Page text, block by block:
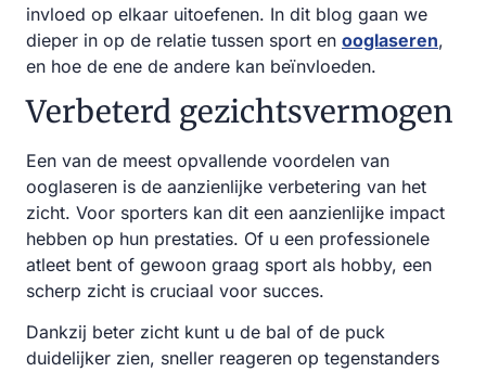
invloed op elkaar uitoefenen. In dit blog gaan we
dieper in op de relatie tussen sport en ooglaseren,
en hoe de ene de andere kan beïnvloeden.
Verbeterd gezichtsvermogen
Een van de meest opvallende voordelen van
ooglaseren is de aanzienlijke verbetering van het
zicht. Voor sporters kan dit een aanzienlijke impact
hebben op hun prestaties. Of u een professionele
atleet bent of gewoon graag sport als hobby, een
scherp zicht is cruciaal voor succes.
Dankzij beter zicht kunt u de bal of de puck
duidelijker zien, sneller reageren op tegenstanders